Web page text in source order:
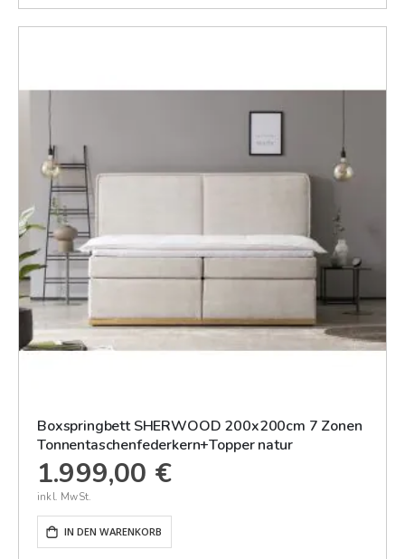
Boxspringbett SHERWOOD 200x200cm 7 Zonen
Tonnentaschenfederkern+Topper natur
1.999,00 €
IN DEN WARENKORB